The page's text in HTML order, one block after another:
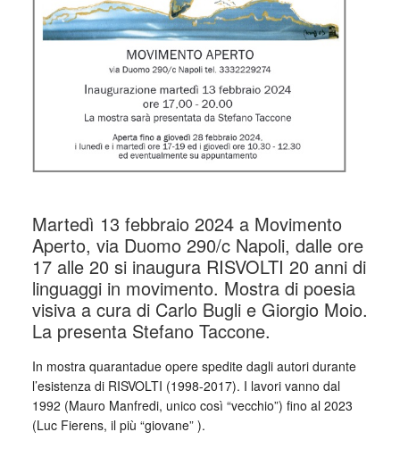
Martedì 13 febbraio 2024 a Movimento
Aperto, via Duomo 290/c Napoli, dalle ore
17 alle 20 si inaugura RISVOLTI 20 anni di
linguaggi in movimento. Mostra di poesia
visiva a cura di Carlo Bugli e Giorgio Moio.
La presenta Stefano Taccone.
In mostra quarantadue opere spedite dagli autori durante
l’esistenza di RISVOLTI (1998-2017). I lavori vanno dal
1992 (Mauro Manfredi, unico così “vecchio”) fino al 2023
(Luc Fierens, il più “giovane” ).